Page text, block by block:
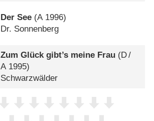
Der See (A1996)
Dr. Sonnenberg
Zum Glück gibt’s meine Frau (D/
A1995)
Schwarzwälder